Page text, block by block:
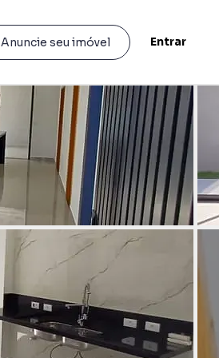
Anuncie seu imóvel Entrar